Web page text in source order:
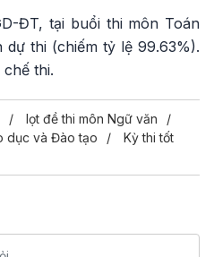
ĐT, tại buổi thi môn Toán
dự thi (chiếm tỷ lệ 99.63%).
thi.
lọt đề thi môn Ngữ văn
dục và Đào tạo
Kỳ thi tốt